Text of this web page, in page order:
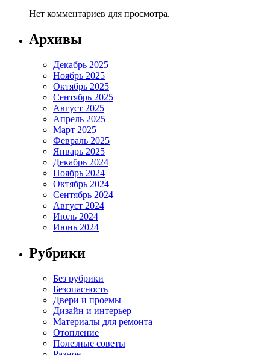
Нет комментариев для просмотра.
Архивы
Декабрь 2025
Ноябрь 2025
Октябрь 2025
Сентябрь 2025
Август 2025
Апрель 2025
Март 2025
Февраль 2025
Январь 2025
Декабрь 2024
Ноябрь 2024
Октябрь 2024
Сентябрь 2024
Август 2024
Июль 2024
Июнь 2024
Рубрики
Без рубрики
Безопасность
Двери и проемы
Дизайн и интерьер
Материалы для ремонта
Отопление
Полезные советы